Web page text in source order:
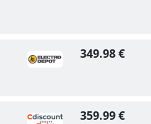
349.98 €
359.99 €